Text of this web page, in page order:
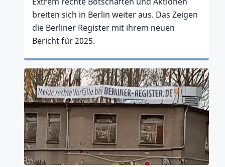
breiten sich in Berlin weiter aus. Das Zeigen
die Berliner Register mit ihrem neuen
Bericht für 2025.
Zum Artikel